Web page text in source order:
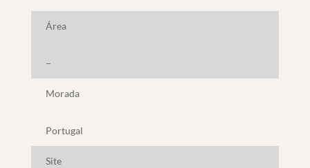
Área
–
Morada
Portugal
Site